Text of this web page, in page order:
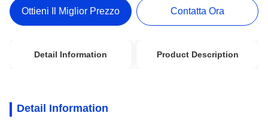
Ottieni Il Miglior Prezzo Contatta Ora
Detail Information Product Description
Detail Information